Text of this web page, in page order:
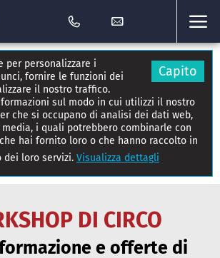
Capito
per personalizzare i
fornire le funzioni dei
il nostro traffico.
sul modo in cui utilizzi il nostro
che si occupano di analisi dei dati web,
i quali potrebbero combinarle con
hai fornito loro o che hanno raccolto in
dei loro servizi. Visualizza dettagli
DI CIRCO
e offerte di